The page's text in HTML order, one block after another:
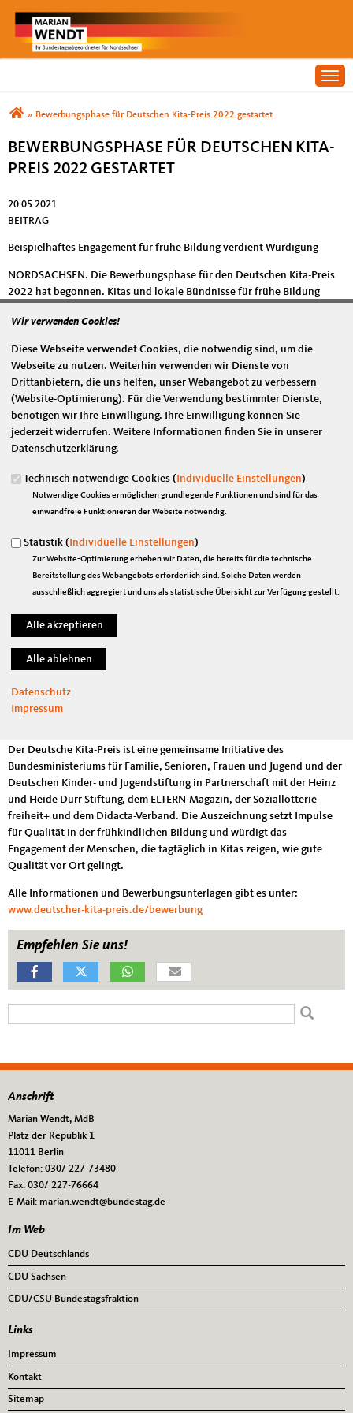
Sie sind hier
» Bewerbungsphase für Deutschen Kita-Preis 2022 gestartet
BEWERBUNGSPHASE FÜR DEUTSCHEN KITA-
PREIS 2022 GESTARTET
20.05.2021
BEITRAG
Beispielhaftes Engagement für frühe Bildung verdient Würdigung
NORDSACHSEN. Die Bewerbungsphase für den Deutschen Kita-Preis
2022 hat begonnen. Kitas und lokale Bündnisse für frühe Bildung
Auszeichnung für besondere Qualität in der frühen Bildung, Betreuung
Der nordsächsische Bundestagsabgeordnete Marian Wendt (CDU)
erklärt: „Wie sehr unser Land auf eine gute und funktionierende
Kindertagesbetreuung angewiesen ist, zeigt sich besonders durch die
Herausforderungen der Corona-Pandemie. Auch darum ist es wichtig,
die vielfältigen Akteure vor Ort angemessen zu würdigen - besonders
dort, wo oft zusätzlich hervorragende Arbeit geleistet wird. Der
lokalen Bündnissen für frühe Bildung.“
Gesucht werden Kitas und lokale Bündnisse für frühe Bildung, die sich
dabei das Kind in den Mittelpunkt ihrer Arbeit stellen. Zudem spielen
Mitwirkungsmöglichkeiten von Kindern und Eltern sowie die
Zusammenarbeit mit Partnern vor Ort bei der Auswahl der Preisträger
eine wichtige Rolle.
Fünf Kitas und fünf lokale Bündnisse für frühe Bildung werden im Mai
nächsten Jahres mit einem Preis geehrt. Die Auszeichnung ist mit
insgesamt 130.000 Euro dotiert. In den beiden Kategorien „Lokales
Bündnis für frühe Bildung des Jahres“ und „Kita des Jahres“ wartet ein
Preisgeld von jeweils 25.000 Euro auf die Erstplatzierten. Zudem
werden pro Kategorie vier Zweitplatzierte mit jeweils 10.000 Euro
Der Deutsche Kita-Preis ist eine gemeinsame Initiative des
Bundesministeriums für Familie, Senioren, Frauen und Jugend und der
Deutschen Kinder- und Jugendstiftung in Partnerschaft mit der Heinz
und Heide Dürr Stiftung, dem ELTERN-Magazin, der Soziallotterie
freiheit+ und dem Didacta-Verband. Die Auszeichnung setzt Impulse
für Qualität in der frühkindlichen Bildung und würdigt das
Engagement der Menschen, die tagtäglich in Kitas zeigen, wie gute
Qualität vor Ort gelingt.
Alle Informationen und Bewerbungsunterlagen gibt es unter:
www.deutscher-kita-preis.de/bewerbung
Empfehlen Sie uns!
Fußbereich
Anschrift
Marian Wendt, MdB
Platz der Republik 1
11011 Berlin
Telefon: 030/ 227-73480
Fax: 030/ 227-76664
E-Mail: marian.wendt@bundestag.de
Im Web
CDU Deutschlands
CDU Sachsen
CDU/CSU Bundestagsfraktion
Links
Impressum
Kontakt
Sitemap
Wir verwenden Cookies!
Diese Webseite verwendet Cookies, die notwendig sind, um die
Webseite zu nutzen. Weiterhin verwenden wir Dienste von
Drittanbietern, die uns helfen, unser Webangebot zu verbessern
(Website-Optimierung). Für die Verwendung bestimmter Dienste,
benötigen wir Ihre Einwilligung. Ihre Einwilligung können Sie
jederzeit widerrufen. Weitere Informationen finden Sie in unserer
Datenschutzerklärung.
Technisch notwendige Cookies ( Individuelle Einstellungen)
Notwendige Cookies ermöglichen grundlegende Funktionen und sind für das
einwandfreie Funktionieren der Website notwendig.
Statistik (Individuelle Einstellungen)
Zur Website-Optimierung erheben wir Daten, die bereits für die technische
Bereitstellung des Webangebots erforderlich sind. Solche Daten werden
ausschließlich aggregiert und uns als statistische Übersicht zur Verfügung gestellt.
Datenschutz
Impressum